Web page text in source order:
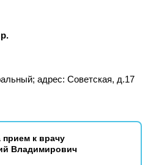
адрес: Советская, д.17
прием к врачу
Владимирович